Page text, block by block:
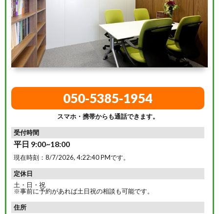
050-5385-1954
スマホ・携帯からも通話できます。
受付時間
平日 9:00~18:00
現在時刻： 8/7/2026, 4:22:41 PMです。
定休日
土・日・祝
※事前に予約があれば土日祝の相談も可能です。
住所